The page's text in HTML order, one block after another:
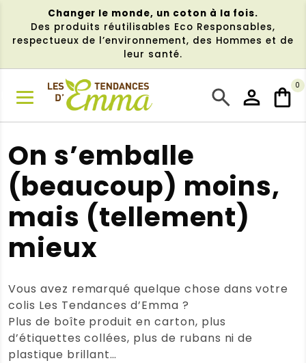
contenu
Changer le monde, un coton à la fois.
Des produits réutilisables Eco Responsables,
respectueux de l’environnement, des Hommes et de
leur santé.
0
On s’emballe
(beaucoup) moins,
mais (tellement)
mieux
Vous avez remarqué quelque chose dans votre
colis Les Tendances d’Emma ?
Plus de boîte produit en carton, plus
d’étiquettes collées, plus de rubans ni de
plastique brillant…